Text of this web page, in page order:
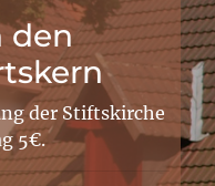
den
der Stiftskirche
5€.